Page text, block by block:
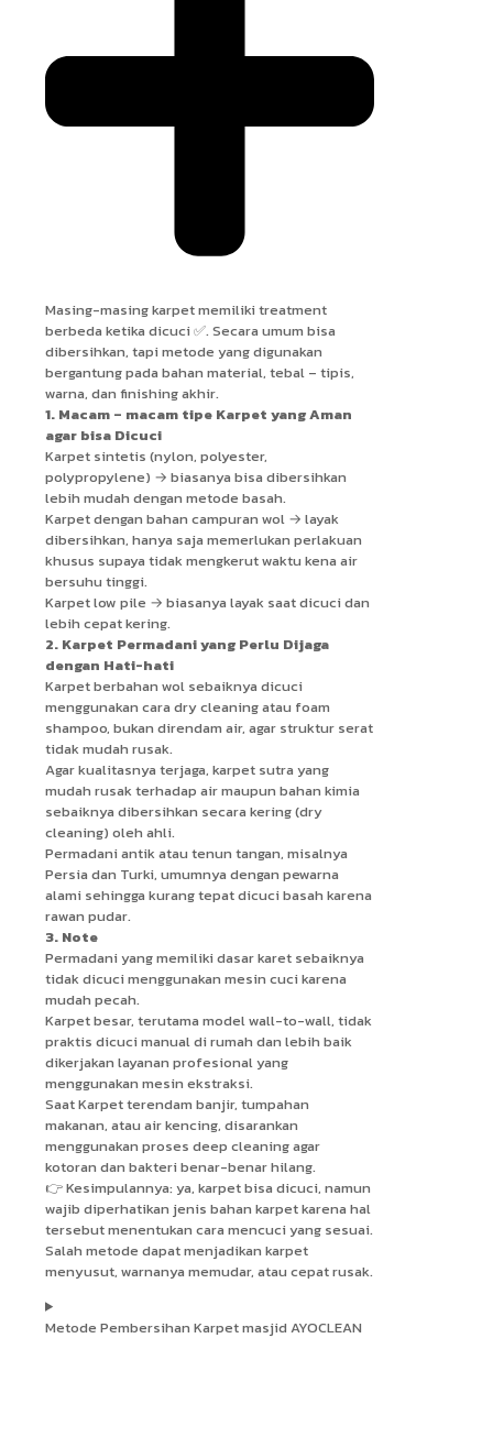
Masing-masing karpet memiliki treatment
berbeda ketika dicuci ✅. Secara umum bisa
dibersihkan, tapi metode yang digunakan
bergantung pada bahan material, tebal – tipis,
warna, dan finishing akhir.
1. Macam – macam tipe Karpet yang Aman
agar bisa Dicuci
Karpet sintetis (nylon, polyester,
polypropylene) → biasanya bisa dibersihkan
lebih mudah dengan metode basah.
Karpet dengan bahan campuran wol → layak
dibersihkan, hanya saja memerlukan perlakuan
khusus supaya tidak mengkerut waktu kena air
bersuhu tinggi.
Karpet low pile → biasanya layak saat dicuci dan
lebih cepat kering.
2. Karpet Permadani yang Perlu Dijaga
dengan Hati-hati
Karpet berbahan wol sebaiknya dicuci
menggunakan cara dry cleaning atau foam
shampoo, bukan direndam air, agar struktur serat
tidak mudah rusak.
Agar kualitasnya terjaga, karpet sutra yang
mudah rusak terhadap air maupun bahan kimia
sebaiknya dibersihkan secara kering (dry
cleaning) oleh ahli.
Permadani antik atau tenun tangan, misalnya
Persia dan Turki, umumnya dengan pewarna
alami sehingga kurang tepat dicuci basah karena
rawan pudar.
3. Note
Permadani yang memiliki dasar karet sebaiknya
tidak dicuci menggunakan mesin cuci karena
mudah pecah.
Karpet besar, terutama model wall-to-wall, tidak
praktis dicuci manual di rumah dan lebih baik
dikerjakan layanan profesional yang
menggunakan mesin ekstraksi.
Saat Karpet terendam banjir, tumpahan
makanan, atau air kencing, disarankan
menggunakan proses deep cleaning agar
kotoran dan bakteri benar-benar hilang.
👉 Kesimpulannya: ya, karpet bisa dicuci, namun
wajib diperhatikan jenis bahan karpet karena hal
tersebut menentukan cara mencuci yang sesuai.
Salah metode dapat menjadikan karpet
menyusut, warnanya memudar, atau cepat rusak.
Metode Pembersihan Karpet masjid AYOCLEAN